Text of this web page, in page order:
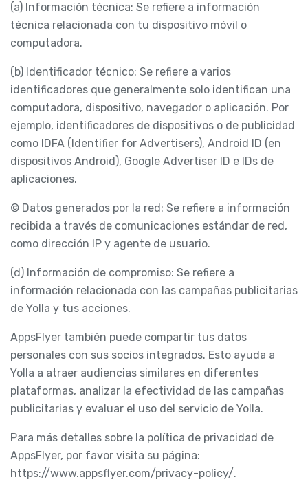
(a) Información técnica: Se refiere a información
técnica relacionada con tu dispositivo móvil o
computadora.
(b) Identificador técnico: Se refiere a varios
identificadores que generalmente solo identifican una
computadora, dispositivo, navegador o aplicación. Por
ejemplo, identificadores de dispositivos o de publicidad
como IDFA (Identifier for Advertisers), Android ID (en
dispositivos Android), Google Advertiser ID e IDs de
aplicaciones.
© Datos generados por la red: Se refiere a información
recibida a través de comunicaciones estándar de red,
como dirección IP y agente de usuario.
(d) Información de compromiso: Se refiere a
información relacionada con las campañas publicitarias
de Yolla y tus acciones.
AppsFlyer también puede compartir tus datos
personales con sus socios integrados. Esto ayuda a
Yolla a atraer audiencias similares en diferentes
plataformas, analizar la efectividad de las campañas
publicitarias y evaluar el uso del servicio de Yolla.
Para más detalles sobre la política de privacidad de
AppsFlyer, por favor visita su página:
https://www.appsflyer.com/privacy-policy/.